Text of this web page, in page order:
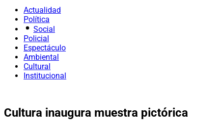
Actualidad
Política
Social
Policial
Espectáculo
Ambiental
Cultural
Institucional
Cultura inaugura muestra pictórica